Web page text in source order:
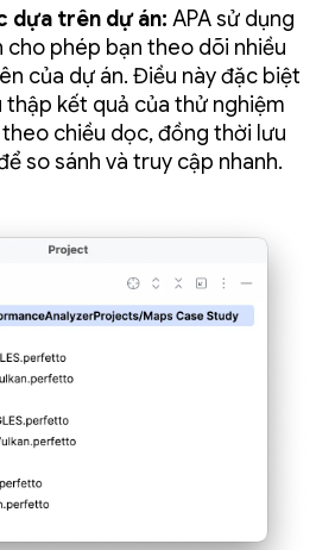
dựa trên dự án: APA sử dụng
cho phép bạn theo dõi nhiều
của dự án. Điều này đặc biệt
thập kết quả của thử nghiệm
chiều dọc, đồng thời lưu
so sánh và truy cập nhanh.